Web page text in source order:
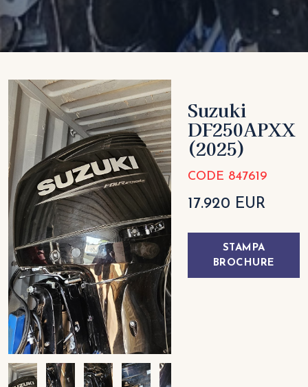
Suzuki
DF250APXX
(2025)
CODE 847619
17.920 EUR
STAMPA
BROCHURE